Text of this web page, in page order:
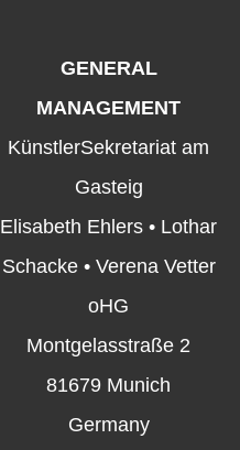
GENERAL
MANAGEMENT
KünstlerSekretariat am
Gasteig
Elisabeth Ehlers • Lothar
Schacke • Verena Vetter
oHG
Montgelasstraße 2
81679 Munich
Germany